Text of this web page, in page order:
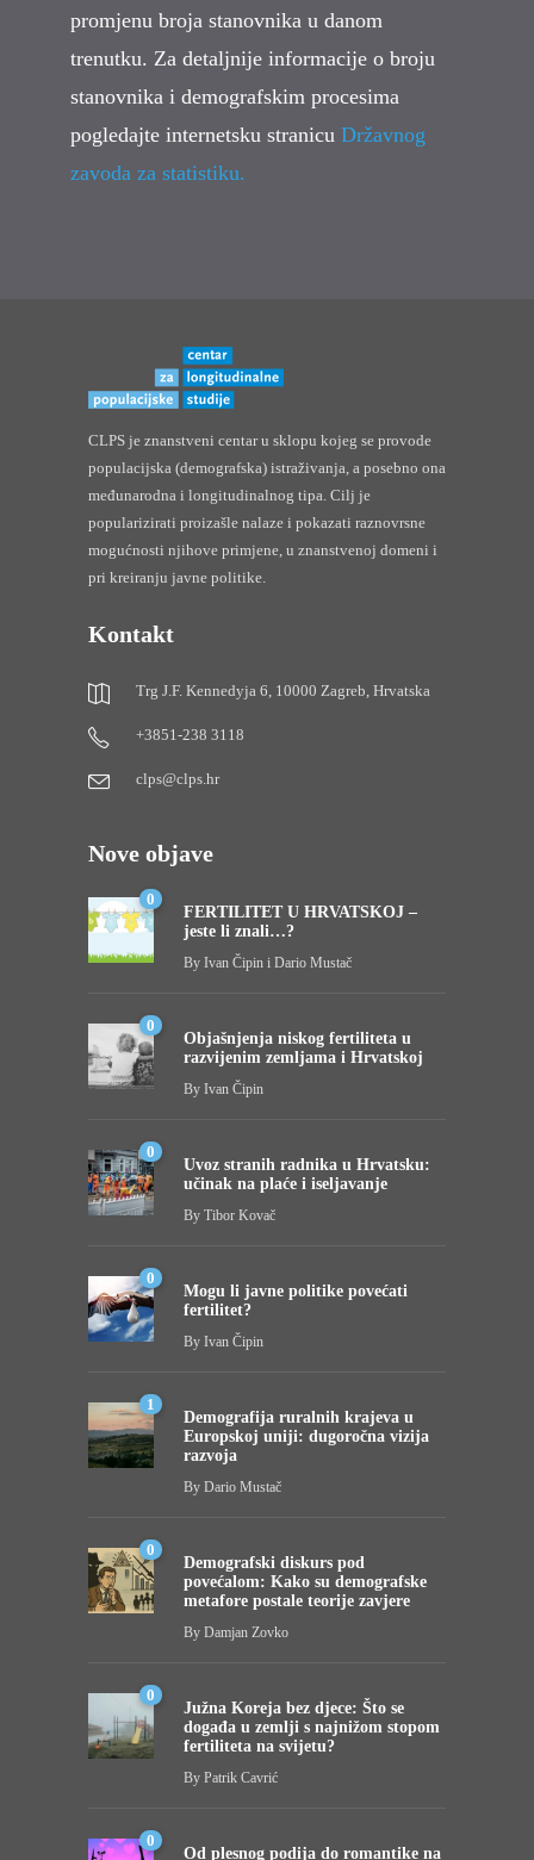
promjenu broja stanovnika u danom
trenutku. Za detaljnije informacije o broju
stanovnika i demografskim procesima
pogledajte internetsku stranicu Državnog
zavoda za statistiku.
CLPS je znanstveni centar u sklopu kojeg se provode
populacijska (demografska) istraživanja, a posebno ona
međunarodna i longitudinalnog tipa. Cilj je
popularizirati proizašle nalaze i pokazati raznovrsne
mogućnosti njihove primjene, u znanstvenoj domeni i
pri kreiranju javne politike.
Kontakt
Trg J.F. Kennedyja 6, 10000 Zagreb, Hrvatska
+3851-238 3118
clps@clps.hr
Nove objave
0
FERTILITET U HRVATSKOJ –
jeste li znali…?
By Ivan Čipin i Dario Mustač
0
Objašnjenja niskog fertiliteta u
razvijenim zemljama i Hrvatskoj
By Ivan Čipin
0
Uvoz stranih radnika u Hrvatsku:
učinak na plaće i iseljavanje
By Tibor Kovač
0
Mogu li javne politike povećati
fertilitet?
By Ivan Čipin
1
Demografija ruralnih krajeva u
Europskoj uniji: dugoročna vizija
razvoja
By Dario Mustač
0
Demografski diskurs pod
povećalom: Kako su demografske
metafore postale teorije zavjere
By Damjan Zovko
0
Južna Koreja bez djece: Što se
događa u zemlji s najnižom stopom
fertiliteta na svijetu?
By Patrik Cavrić
0
Od plesnog podija do romantike na